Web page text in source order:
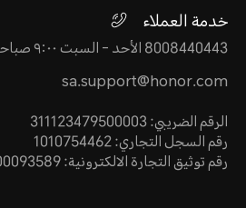
خدمة العملاء
8008440443 الأحد - السبت ٩:٠٠ صباحا - ٩:٠٠ مساءً
sa.support@honor.com
الرقم الضريبي: 311123479500003
رقم السجل التجاري: 1010754462
رقم توثيق التجارة الالكترونية: 0000093589